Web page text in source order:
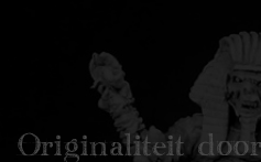
Originaliteit